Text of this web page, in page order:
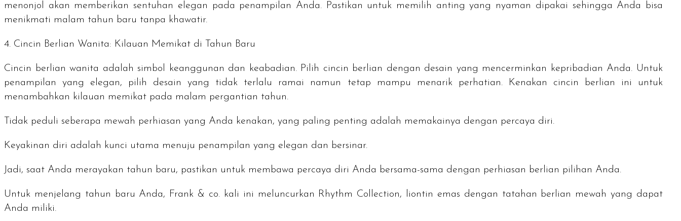
menonjol akan memberikan sentuhan elegan pada penampilan Anda. Pastikan untuk memilih anting yang nyaman dipakai sehingga Anda bisa
menikmati malam tahun baru tanpa khawatir.
4. Cincin Berlian Wanita: Kilauan Memikat di Tahun Baru
Cincin berlian wanita adalah simbol keanggunan dan keabadian. Pilih cincin berlian dengan desain yang mencerminkan kepribadian Anda. Untuk
penampilan yang elegan, pilih desain yang tidak terlalu ramai namun tetap mampu menarik perhatian. Kenakan cincin berlian ini untuk
menambahkan kilauan memikat pada malam pergantian tahun.
Tidak peduli seberapa mewah perhiasan yang Anda kenakan, yang paling penting adalah memakainya dengan percaya diri.
Keyakinan diri adalah kunci utama menuju penampilan yang elegan dan bersinar.
Jadi, saat Anda merayakan tahun baru, pastikan untuk membawa percaya diri Anda bersama-sama dengan perhiasan berlian pilihan Anda.
Untuk menjelang tahun baru Anda, Frank & co. kali ini meluncurkan Rhythm Collection, liontin emas dengan tatahan berlian mewah yang dapat
Anda miliki.